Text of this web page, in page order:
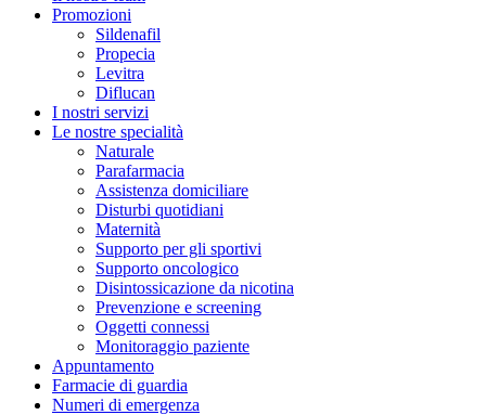
Promozioni
Sildenafil
Propecia
Levitra
Diflucan
I nostri servizi
Le nostre specialità
Naturale
Parafarmacia
Assistenza domiciliare
Disturbi quotidiani
Maternità
Supporto per gli sportivi
Supporto oncologico
Disintossicazione da nicotina
Prevenzione e screening
Oggetti connessi
Monitoraggio paziente
Appuntamento
Farmacie di guardia
Numeri di emergenza